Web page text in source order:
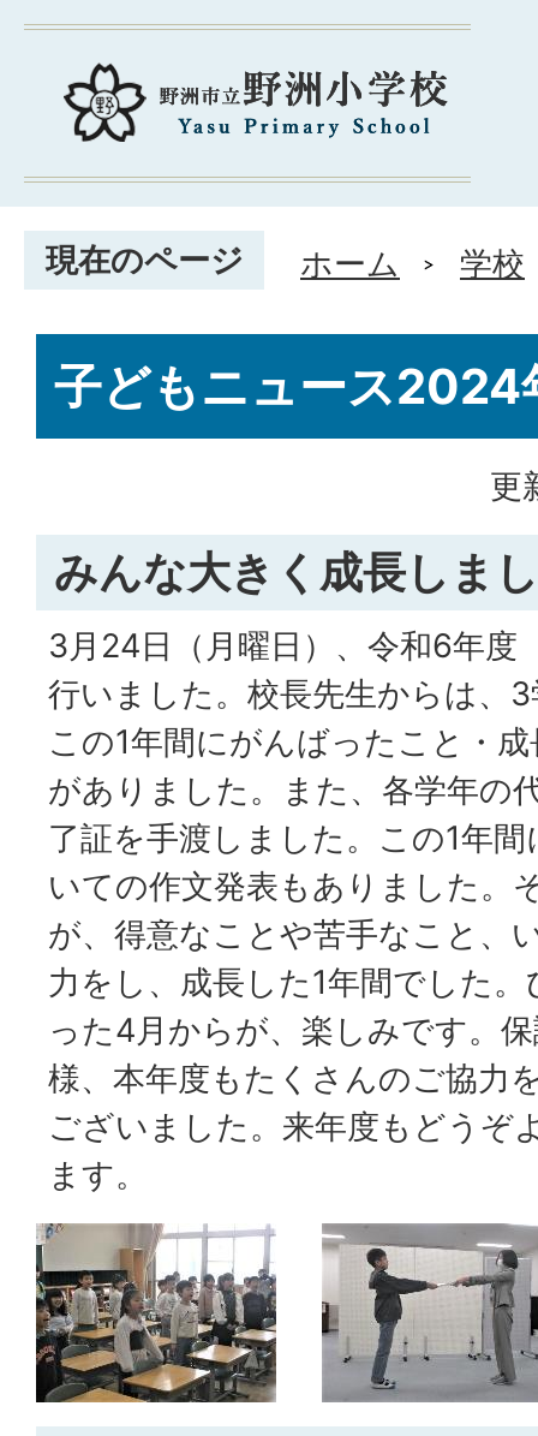
現在のページ ホーム 学校
子どもニュース2024
更
みんな大きく成長しま
3月24日（月曜日）、令和6年度
行いました。校長先生からは、
この1年間にがんばったこと・
がありました。また、各学年の
了証を手渡しました。この1年
いての作文発表もありました。
が、得意なことや苦手なこと、
力をし、成長した1年間でした
った4月からが、楽しみです。
様、本年度もたくさんのご協力
ございました。来年度もどうぞ
ます。